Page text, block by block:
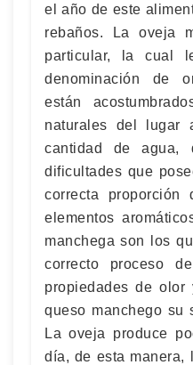
el año de este
rebaños. La oveja
particular, la cual
denominación de
están
naturales del lugar
cantidad de agua,
dificultades que
correcta proporción
elementos
manchega son los
correcto proceso
propiedades de olor
queso manchego su
La oveja produce
día, de esta manera,